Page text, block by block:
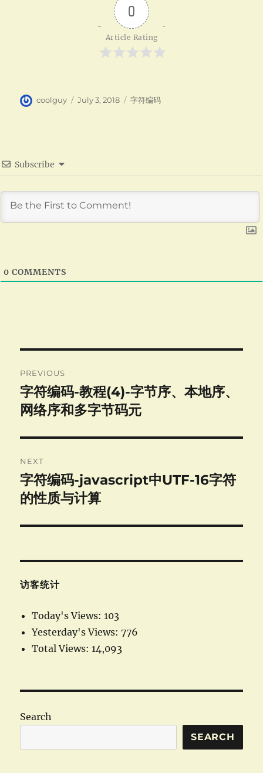
0
Article Rating
Author
coolguy
Posted
July 3, 2018 Categories
字符编码
Subscribe
0 COMMENTS
navigation
PREVIOUS
Previous
post:
字符编码-教程(4)-字节序、本地序、
网络序和多字节码元
NEXT
Next
post:
字符编码-javascript中UTF-16字符
的性质与计算
访客统计
Today's Views:103
Yesterday's Views:776
Total Views:14,093
Search
SEARCH